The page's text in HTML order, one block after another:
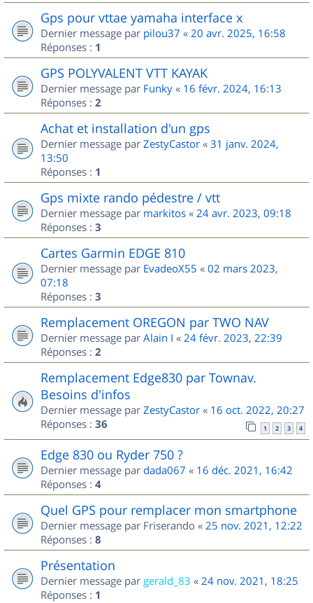
Gps pour vttae yamaha interface x
Dernier message par pilou37 « 20 avr. 2025, 16:58
Réponses : 1
GPS POLYVALENT VTT KAYAK
Dernier message par Funky « 16 févr. 2024, 16:13
Réponses : 2
Achat et installation d'un gps
Dernier message par ZestyCastor « 31 janv. 2024,
13:50
Réponses : 1
Gps mixte rando pédestre / vtt
Dernier message par markitos « 24 avr. 2023, 09:18
Réponses : 3
Cartes Garmin EDGE 810
Dernier message par EvadeoX55 « 02 mars 2023,
07:18
Réponses : 3
Remplacement OREGON par TWO NAV
Dernier message par Alain I « 24 févr. 2023, 22:39
Réponses : 2
Remplacement Edge830 par Townav.
Besoins d'infos
Dernier message par ZestyCastor « 16 oct. 2022, 20:27
Réponses : 36 1 2 3 4
Edge 830 ou Ryder 750 ?
Dernier message par dada067 « 16 déc. 2021, 16:42
Réponses : 4
Quel GPS pour remplacer mon smartphone
Dernier message par Friserando « 25 nov. 2021, 12:22
Réponses : 8
Présentation
Dernier message par gerald_83 « 24 nov. 2021, 18:25
Réponses : 1